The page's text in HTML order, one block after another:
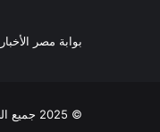
بوابة مصر
© 2025 جميع الحقوق محفوظة. تم تطوير موقع بوابة مصر الإخبارية من قبل